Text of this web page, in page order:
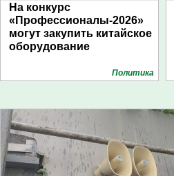
На конкурс
«Профессионалы-2026»
могут закупить китайское
оборудование
Политика